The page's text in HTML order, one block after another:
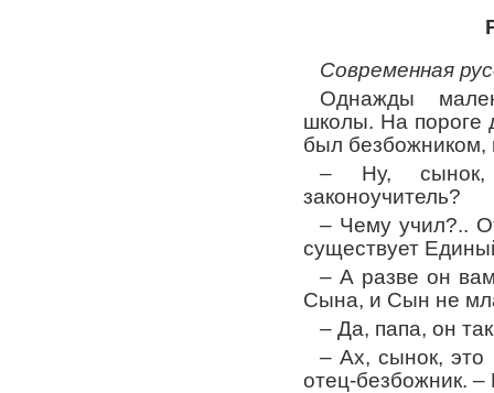
Современная
Однажды
школы. На пороге
был безбожником,
– Ну, сынок,
законоучитель?
– Чему учил?..
существует
– А разве он
Сына, и Сын не
– Да, папа, он
– Ах, сынок, это
отец-безбожник.